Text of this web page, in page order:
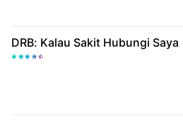
DRB: Kalau Sakit Hubungi Saya